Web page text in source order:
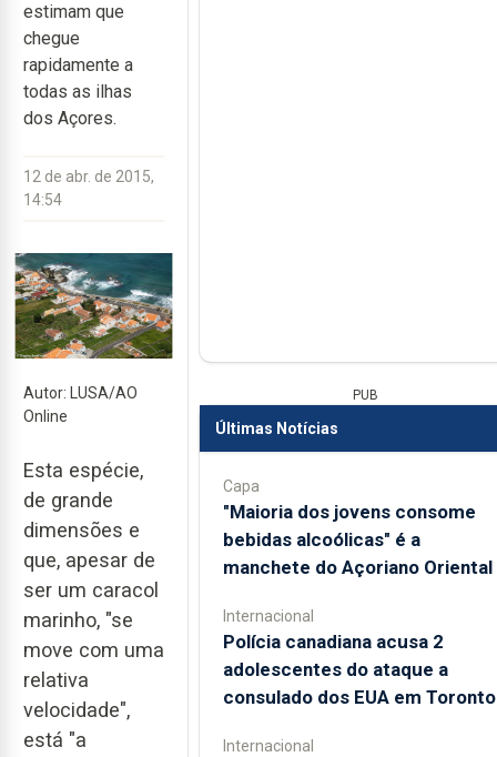
estimam que
chegue
rapidamente a
todas as ilhas
dos Açores.
12 de abr. de 2015,
14:54
Autor: LUSA/AO
Online
Esta espécie,
de grande
dimensões e
que, apesar de
ser um caracol
marinho, "se
move com uma
relativa
velocidade",
está "a
PUB
Últimas Notícias
Capa
"Maioria dos jovens consome
bebidas alcoólicas" é a
manchete do Açoriano Oriental
Internacional
Polícia canadiana acusa 2
adolescentes do ataque a
consulado dos EUA em Toronto
Internacional